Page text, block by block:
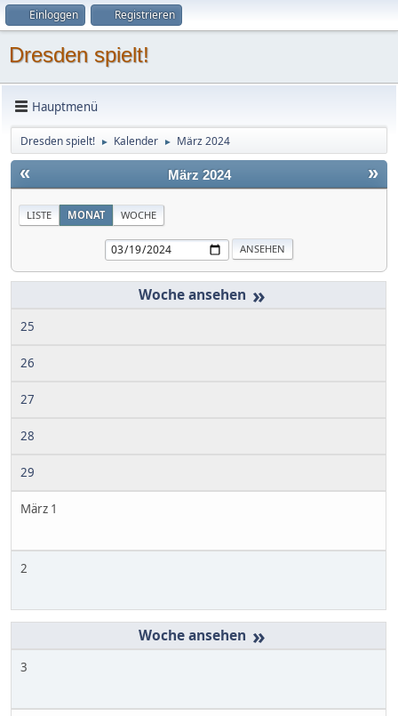
Einloggen Registrieren
Dresden spielt!
Hauptmenü
Dresden spielt! ► Kalender ► März 2024
« »
März 2024
LISTE MONAT WOCHE
»
25
26
27
28
29
März 1
2
»
3